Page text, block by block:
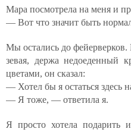
Мара посмотрела на меня и
— Вот что значит быть
Мы остались до
зевая, держа недоеденный
цветами, он сказал:
— Хотел бы я остаться здесь
— Я тоже, — ответила я.
Я просто хотела